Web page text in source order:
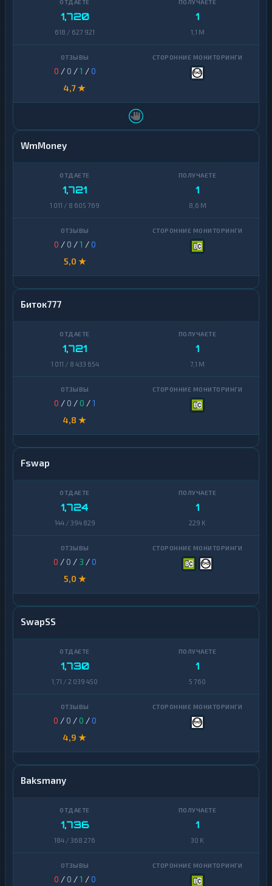
1,720
618 / 627 921
1
1,1 M
0 / 0 /1 /0
4,7 ★
WmMoney
1,721
1 011 / 8 605 769
1
8,6 M
0 / 0 /1 /0
5,0 ★
Биток777
1,721
1 011 / 8 433 654
1
7,1 M
0 / 0 /0 /1
4,8 ★
Fswap
1,724
144 / 394 829
1
229 K
0 / 0 / 3 /0
5,0 ★
SwapSS
1,730
1,71 / 2 039 450
1
5 760
0 / 0 /0 /0
4,9 ★
Baksmany
1,736
184 / 368 276
1
30 K
0 / 0 /1 /0